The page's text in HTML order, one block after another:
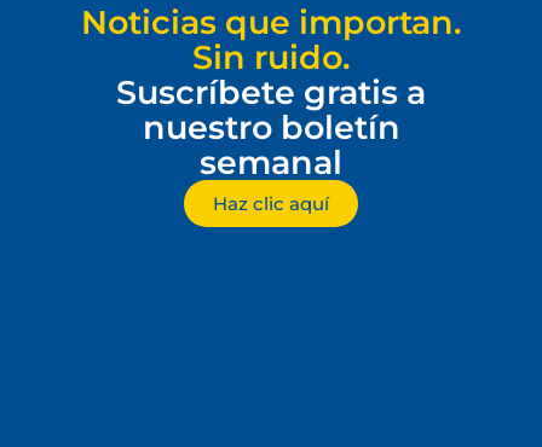
Noticias que importan.
Sin ruido.
Suscríbete gratis a
nuestro boletín
semanal
Haz clic aquí